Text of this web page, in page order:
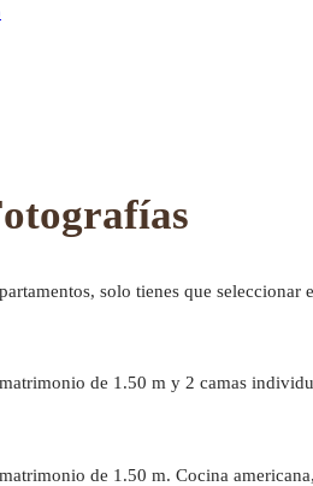
solo tienes que
de 1.50 m y 2 camas
de 1.50 m. Cocina